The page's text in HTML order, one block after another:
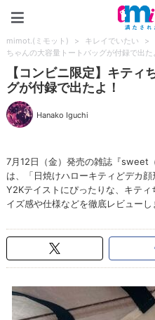
mimot.(ミモット) > キレイでいたい >
ちゃんの大容量トートバッグが付録で出た
【コンビニ限定】キティ
グが付録で出たよ！
Hanako Iguchi
7月12日（金）発売の雑誌『sweet
は、「日焼けハローキティどデカ
Y2Kテイストにぴったりな、キテ
イズ感や仕様などを徹底レビューし